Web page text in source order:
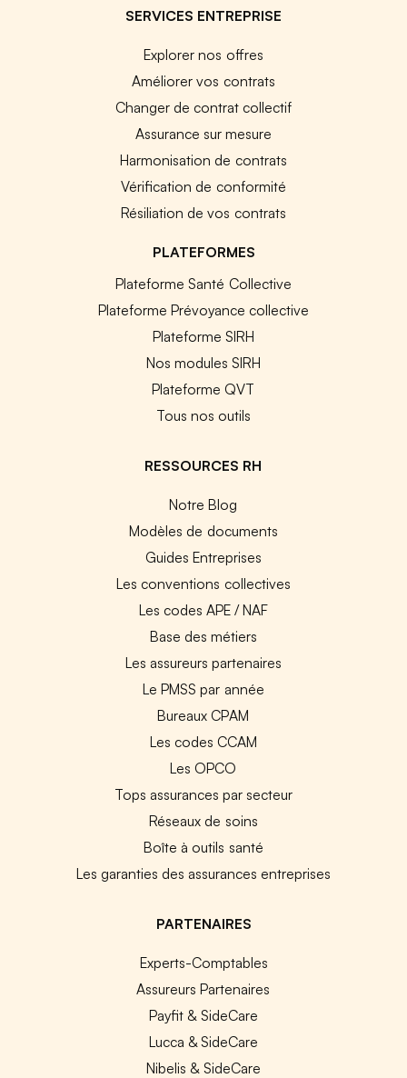
SERVICES ENTREPRISE
Explorer nos offres
Améliorer vos contrats
Changer de contrat collectif
Assurance sur mesure
Harmonisation de contrats
Vérification de conformité
Résiliation de vos contrats
PLATEFORMES
Plateforme Santé Collective
Plateforme Prévoyance collective
Plateforme SIRH
Nos modules SIRH
Plateforme QVT
Tous nos outils
RESSOURCES RH
Notre Blog
Modèles de documents
Guides Entreprises
Les conventions collectives
Les codes APE / NAF
Base des métiers
Les assureurs partenaires
Le PMSS par année
Bureaux CPAM
Les codes CCAM
Les OPCO
Tops assurances par secteur
Réseaux de soins
Boîte à outils santé
Les garanties des assurances entreprises
PARTENAIRES
Experts-Comptables
Assureurs Partenaires
Payfit & SideCare
Lucca & SideCare
Nibelis & SideCare